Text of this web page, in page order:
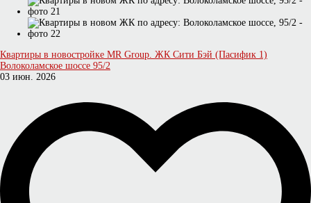
Квартиры в новостройке MR Group. ЖК Сити Бэй (Пасифик 1)
Волоколамское шоссе 95/2
03 июн. 2026